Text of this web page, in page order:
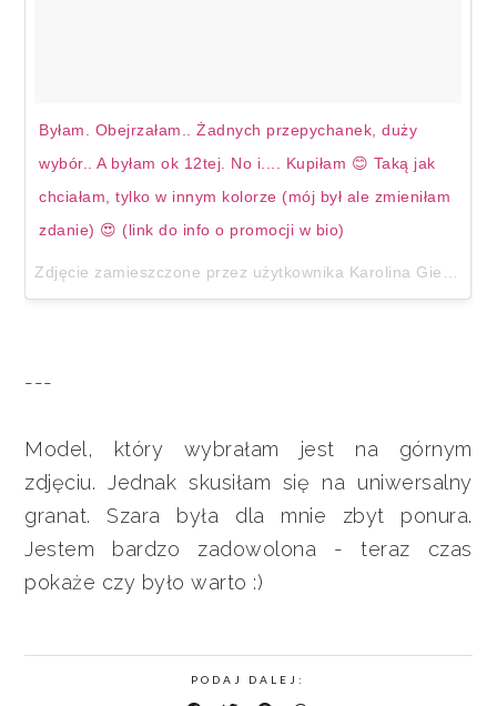
Byłam. Obejrzałam.. Żadnych przepychanek, duży
wybór.. A byłam ok 12tej. No i.... Kupiłam 😊 Taką jak
chciałam, tylko w innym kolorze (mój był ale zmieniłam
zdanie) 😍 (link do info o promocji w bio)
---
Model, który wybrałam jest na górnym
zdjęciu. Jednak skusiłam się na uniwersalny
granat. Szara była dla mnie zbyt ponura.
Jestem bardzo zadowolona - teraz czas
pokaże czy było warto :)
PODAJ DALEJ: